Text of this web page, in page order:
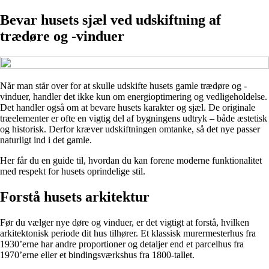
Bevar husets sjæl ved udskiftning af
trædøre og -vinduer
Når man står over for at skulle udskifte husets gamle trædøre og -
vinduer, handler det ikke kun om energioptimering og vedligeholdelse.
Det handler også om at bevare husets karakter og sjæl. De originale
træelementer er ofte en vigtig del af bygningens udtryk – både æstetisk
og historisk. Derfor kræver udskiftningen omtanke, så det nye passer
naturligt ind i det gamle.
Her får du en guide til, hvordan du kan forene moderne funktionalitet
med respekt for husets oprindelige stil.
Forstå husets arkitektur
Før du vælger nye døre og vinduer, er det vigtigt at forstå, hvilken
arkitektonisk periode dit hus tilhører. Et klassisk murermesterhus fra
1930’erne har andre proportioner og detaljer end et parcelhus fra
1970’erne eller et bindingsværkshus fra 1800-tallet.